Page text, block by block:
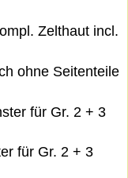
Zelthaut incl.
ohne Seitenteile
für Gr. 2 + 3
für Gr. 2 + 3